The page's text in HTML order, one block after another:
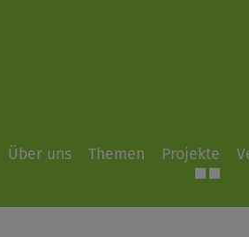
Über uns Themen Projekte